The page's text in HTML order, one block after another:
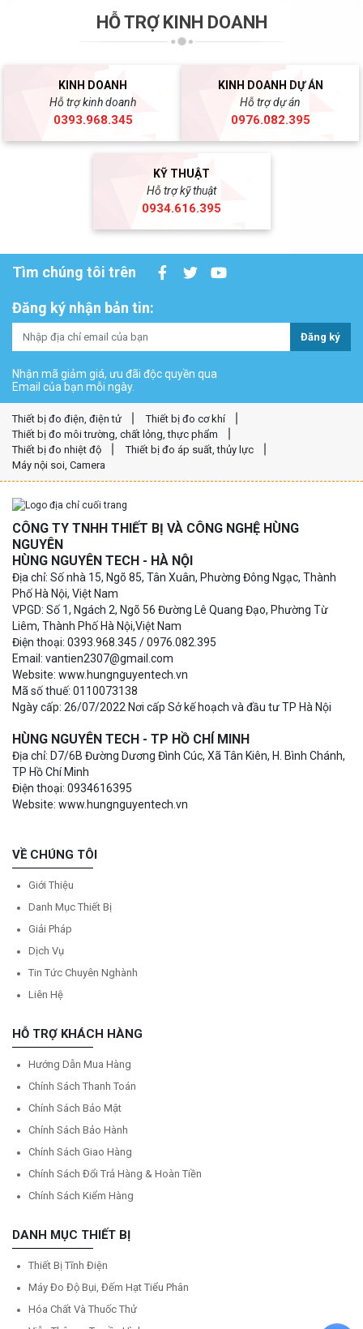
HỖ TRỢ KINH DOANH
KINH DOANH
Hỗ trợ kinh doanh
0393.968.345
KINH DOANH DỰ ÁN
Hỗ trợ dự án
0976.082.395
KỸ THUẬT
Hỗ trợ kỹ thuật
0934.616.395
Tìm chúng tôi trên
Đăng ký nhận bản tin:
Đăng ký
Nhận mã giảm giá, ưu đãi độc quyền qua
Email của bạn mỗi ngày.
Thiết bị đo điện, điện tử
Thiết bị đo cơ khí
Thiết bị đo môi trường, chất lỏng, thực phẩm
Thiết bị đo nhiệt độ
Thiết bị đo áp suất, thủy lực
Máy nội soi, Camera
CÔNG TY TNHH THIẾT BỊ VÀ CÔNG NGHỆ HÙNG
NGUYÊN
HÙNG NGUYÊN TECH - HÀ NỘI
Địa chỉ: Số nhà 15, Ngõ 85, Tân Xuân, Phường Đông Ngạc, Thành
Phố Hà Nội, Việt Nam
VPGD: Số 1, Ngách 2, Ngõ 56 Đường Lê Quang Đạo, Phường Từ
Liêm, Thành Phố Hà Nội,Việt Nam
Điện thoại: 0393.968.345 / 0976.082.395
Email: vantien2307@gmail.com
Website: www.hungnguyentech.vn
Mã số thuế: 0110073138
Ngày cấp: 26/07/2022 Nơi cấp Sở kế hoạch và đầu tư TP Hà Nội
HÙNG NGUYÊN TECH - TP HỒ CHÍ MINH
Địa chỉ: D7/6B Đường Dương Đình Cúc, Xã Tân Kiên, H. Bình Chánh,
TP Hồ Chí Minh
Điện thoại: 0934616395
Website: www.hungnguyentech.vn
VỀ CHÚNG TÔI
Giới Thiệu
Danh Mục Thiết Bị
Giải Pháp
Dịch Vụ
Tin Tức Chuyên Nghành
Liên Hệ
HỖ TRỢ KHÁCH HÀNG
Hướng Dẫn Mua Hàng
Chính Sách Thanh Toán
Chính Sách Bảo Mật
Chính Sách Bảo Hành
Chính Sách Giao Hàng
Chính Sách Đổi Trả Hàng & Hoàn Tiền
Chính Sách Kiểm Hàng
DANH MỤC THIẾT BỊ
Thiết Bị Tĩnh Điện
Máy Đo Độ Bụi, Đếm Hạt Tiểu Phân
Hóa Chất Và Thuốc Thử